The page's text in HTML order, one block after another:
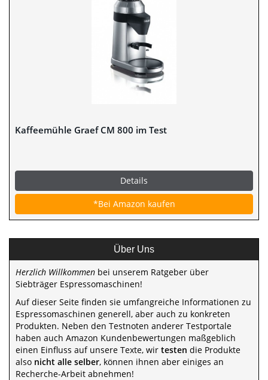
Kaffeemühle Graef CM 800 im Test
Details
*Bei Amazon kaufen
Über Uns
Herzlich Willkommen bei unserem Ratgeber über
Siebträger Espressomaschinen!
Auf dieser Seite finden sie umfangreiche Informationen zu
Espressomaschinen generell, aber auch zu konkreten
Produkten. Neben den Testnoten anderer Testportale
haben auch Amazon Kundenbewertungen maßgeblich
einen Einfluss auf unsere Texte, wir testen die Produkte
also nicht alle selber, können ihnen aber einiges an
Recherche-Arbeit abnehmen!